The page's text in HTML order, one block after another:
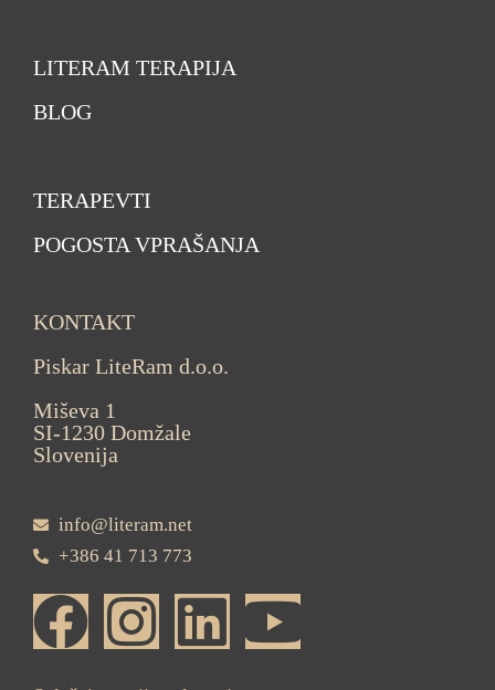
LITERAM TERAPIJA
BLOG
TERAPEVTI
POGOSTA VPRAŠANJA
KONTAKT
Piskar LiteRam d.o.o.
Miševa 1
SI-1230 Domžale
Slovenija
info@literam.net
+386 41 713 773